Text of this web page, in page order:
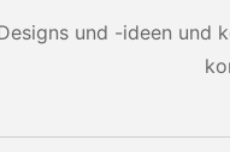
und -ideen und